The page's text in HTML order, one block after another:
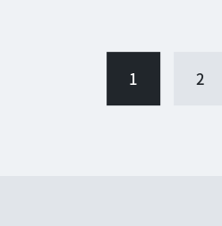
1 2